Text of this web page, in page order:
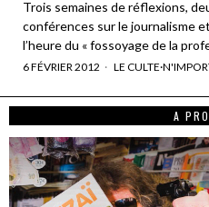
Trois semaines de réflexions,
conférences sur le journalisme
l’heure du « fossoyage de la
6 FÉVRIER 2012 LE CULTE·
A